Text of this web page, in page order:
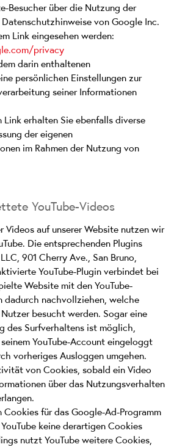
Besucher über die Nutzung der
von Google Inc.
Link eingesehen werden:
privacy
darin enthaltenen
persönlichen Einstellungen zur
seiner Informationen
Link erhalten Sie ebenfalls diverse
der eigenen
im Rahmen der Nutzung von
YouTube-Videos
Videos auf unserer Website nutzen wir
Die entsprechenden Plugins
901 Cherry Ave., San Bruno,
YouTube-Plugin verbindet bei
Website mit den YouTube-
dadurch nachvollziehen, welche
besucht werden. Sogar eine
des Surfverhaltens ist möglich,
YouTube-Account eingeloggt
vorheriges Ausloggen umgehen.
von Cookies, sobald ein Video
über das Nutzungsverhalten
für das Google-Ad-Programm
keine derartigen Cookies
nutzt YouTube weitere Cookies,